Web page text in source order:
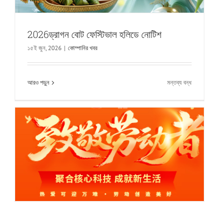
2026ড্রাগন বোট ফেস্টিভাল হলিডে নোটিশ
১৫ই জুন, 2026 | কোম্পানির খবর
আরও পড়ুন মন্তব্য বন্ধচালু
ফেস্টিভাল
হলিডে
নোটিশ
কোর সিন্থেটিক 2026 মে দিবসের ছুটির বিজ্ঞপ্তি